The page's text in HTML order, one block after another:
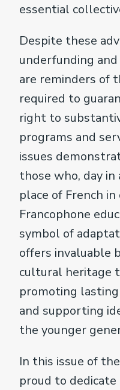
essential
Despite these
underfunding
are reminders of
required to
right to
programs and
issues
those who, day
place of French
Francophone
symbol of
offers invaluable
cultural heritage
promoting
and supporting
the younger
In this issue of
proud to